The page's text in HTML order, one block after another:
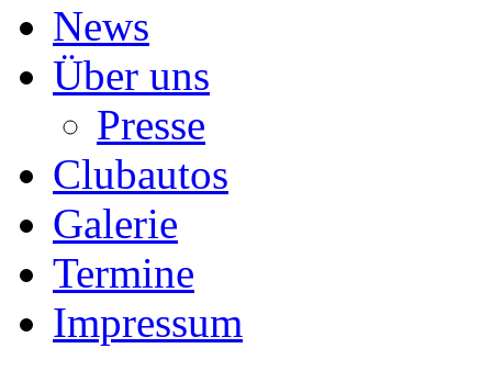
News
Über uns
Presse
Clubautos
Galerie
Termine
Impressum